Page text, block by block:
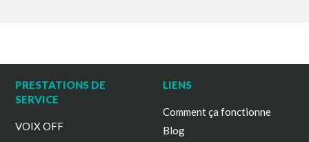
PRESTATIONS DE
SERVICE
VOIX OFF
LIENS
Comment ça fonctionne
Blog